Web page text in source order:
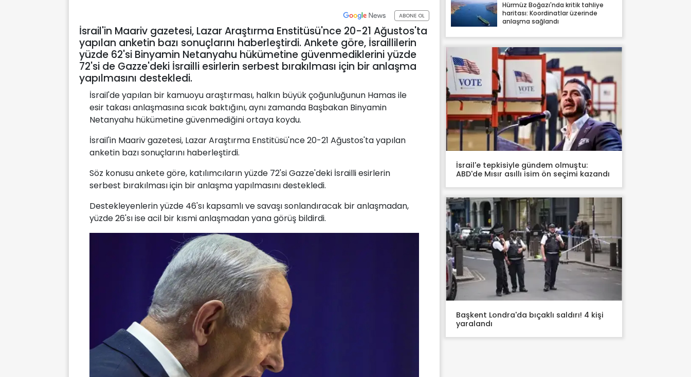
ABONE OL
İsrail'in Maariv gazetesi, Lazar Araştırma Enstitüsü'nce 20-21 Ağustos'ta
yapılan anketin bazı sonuçlarını haberleştirdi. Ankete göre, İsraillilerin
yüzde 62'si Binyamin Netanyahu hükümetine güvenmediklerini yüzde
72'si de Gazze'deki İsrailli esirlerin serbest bırakılması için bir anlaşma
yapılmasını destekledi.
İsrail'de yapılan bir kamuoyu araştırması, halkın büyük çoğunluğunun Hamas ile
esir takası anlaşmasına sıcak baktığını, aynı zamanda Başbakan Binyamin
Netanyahu hükümetine güvenmediğini ortaya koydu.
İsrail'in Maariv gazetesi, Lazar Araştırma Enstitüsü'nce 20-21 Ağustos'ta yapılan
anketin bazı sonuçlarını haberleştirdi.
Söz konusu ankete göre, katılımcıların yüzde 72'si Gazze'deki İsrailli esirlerin
serbest bırakılması için bir anlaşma yapılmasını destekledi.
Destekleyenlerin yüzde 46'sı kapsamlı ve savaşı sonlandıracak bir anlaşmadan,
yüzde 26'sı ise acil bir kısmi anlaşmadan yana görüş bildirdi.
Hürmüz Boğazı'nda kritik tahliye
haritası: Koordinatlar üzerinde
anlaşma sağlandı
İsrail'e tepkisiyle gündem olmuştu:
ABD'de Mısır asıllı isim ön seçimi kazandı
Başkent Londra'da bıçaklı saldırı! 4 kişi
yaralandı